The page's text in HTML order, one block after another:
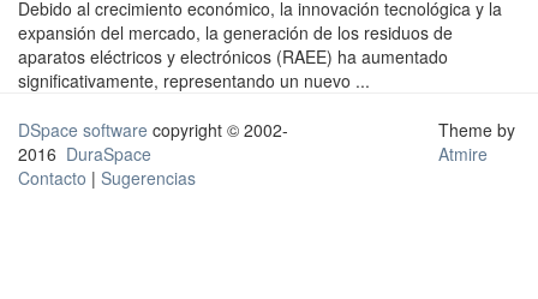
Debido al crecimiento económico, la innovación tecnológica y la
expansión del mercado, la generación de los residuos de
aparatos eléctricos y electrónicos (RAEE) ha aumentado
significativamente, representando un nuevo ...
DSpace software copyright © 2002-
2016 DuraSpace
Contacto | Sugerencias
Theme by
Atmire